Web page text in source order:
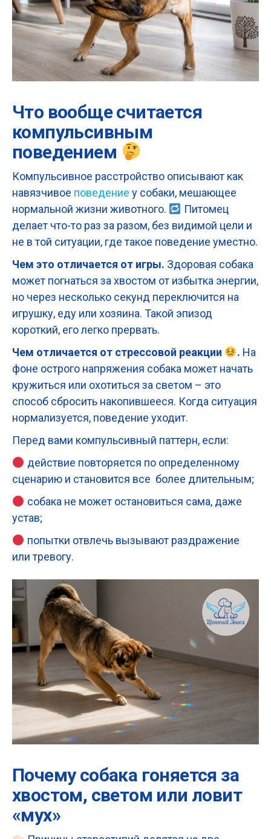
Что вообще считается
компульсивным
поведением
Компульсивное расстройство описывают как
навязчивое поведение у собаки, мешающее
нормальной жизни животного.
Питомец
делает что-то раз за разом, без видимой цели и
не в той ситуации, где такое поведение уместно.
Чем это отличается от игры. Здоровая собака
может погнаться за хвостом от избытка энергии,
но через несколько секунд переключится на
игрушку, еду или хозяина. Такой эпизод
короткий, его легко прервать.
Чем отличается от стрессовой реакции
. На
фоне острого напряжения собака может начать
кружиться или охотиться за светом – это
способ сбросить накопившееся. Когда ситуация
нормализуется, поведение уходит.
Перед вами компульсивный паттерн, если:
действие повторяется по определенному
сценарию и становится все более длительным;
собака не может остановиться сама, даже
устав;
попытки отвлечь вызывают раздражение
или тревогу.
Почему собака гоняется за
хвостом, светом или ловит
«мух»